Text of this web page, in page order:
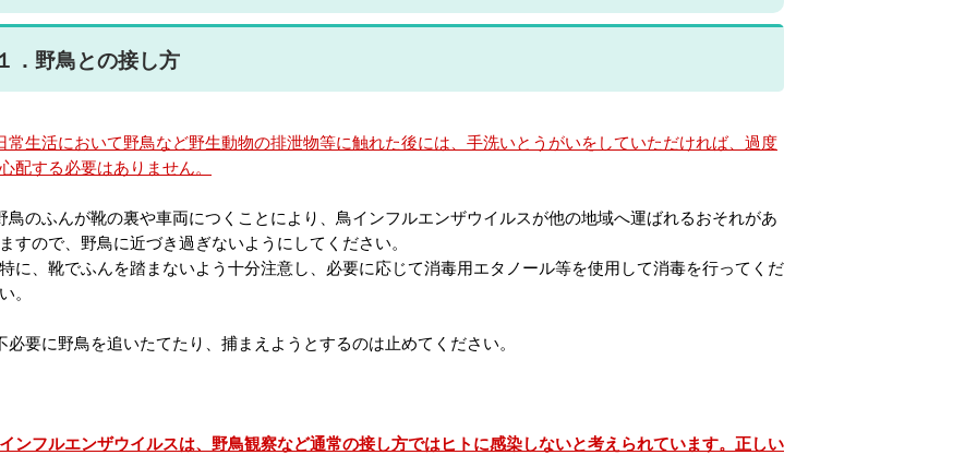
．野鳥との接し方
常生活において野鳥など野生動物の排泄物等に触れた後には、手洗いとうがいをしていただければ、過度
配する必要はありません。
鳥のふんが靴の裏や車両につくことにより、鳥インフルエンザウイルスが他の地域へ運ばれるおそれがあ
すので、野鳥に近づき過ぎないようにしてください。
、靴でふんを踏まないよう十分注意し、必要に応じて消毒用エタノール等を使用して消毒を行ってくだ
。
必要に野鳥を追いたてたり、捕まえようとするのは止めてください。
ンフルエンザウイルスは、野鳥観察など通常の接し方ではヒトに感染しないと考えられています。正しい